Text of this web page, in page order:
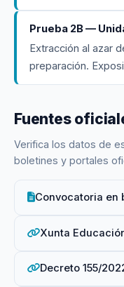
Prueba 2B —
Extracción al azar
preparación.
Fuentes
Verifica los datos de
boletines y portales
Convocatoria en
Xunta
Decreto 155/